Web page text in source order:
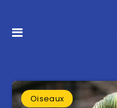
Oiseaux